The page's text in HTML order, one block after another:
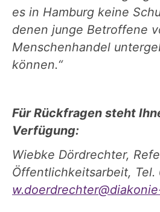
es in Hamburg keine
denen junge Betroffene
Menschenhandel
können.“
Für Rückfragen steht
Verfügung:
Wiebke Dördrechter,
Öffentlichkeitsarbeit,